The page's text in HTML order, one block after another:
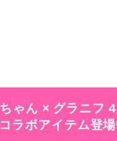
ゃん × グラニフ 4
ラボアイテム登場